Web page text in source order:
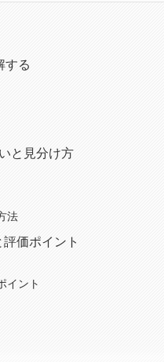
する
と見分け方
法
価ポイント
イント